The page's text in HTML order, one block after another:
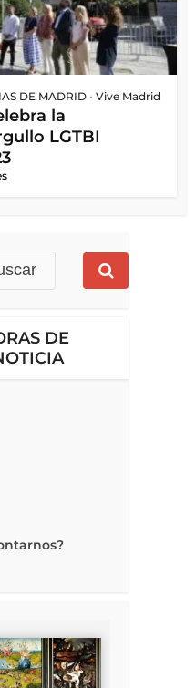
DE MADRID • Vive Madrid
la
LGTBI
DE